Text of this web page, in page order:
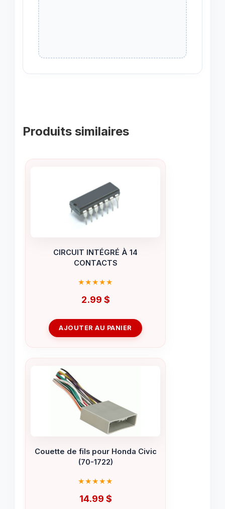
Produits similaires
CIRCUIT INTÉGRÉ À 14
CONTACTS
2.99 $
AJOUTER AU PANIER
Couette de fils pour Honda Civic
(70-1722)
14.99 $